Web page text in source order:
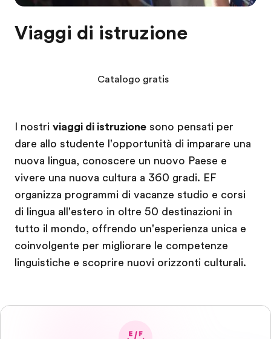
Viaggi di istruzione
I nostri viaggi di istruzione sono pensati per
dare allo studente l'opportunità di imparare una
nuova lingua, conoscere un nuovo Paese e
vivere una nuova cultura a 360 gradi. EF
organizza programmi di vacanze studio e corsi
di lingua all'estero in oltre 50 destinazioni in
tutto il mondo, offrendo un'esperienza unica e
coinvolgente per migliorare le competenze
linguistiche e scoprire nuovi orizzonti culturali.
Catalogo gratis